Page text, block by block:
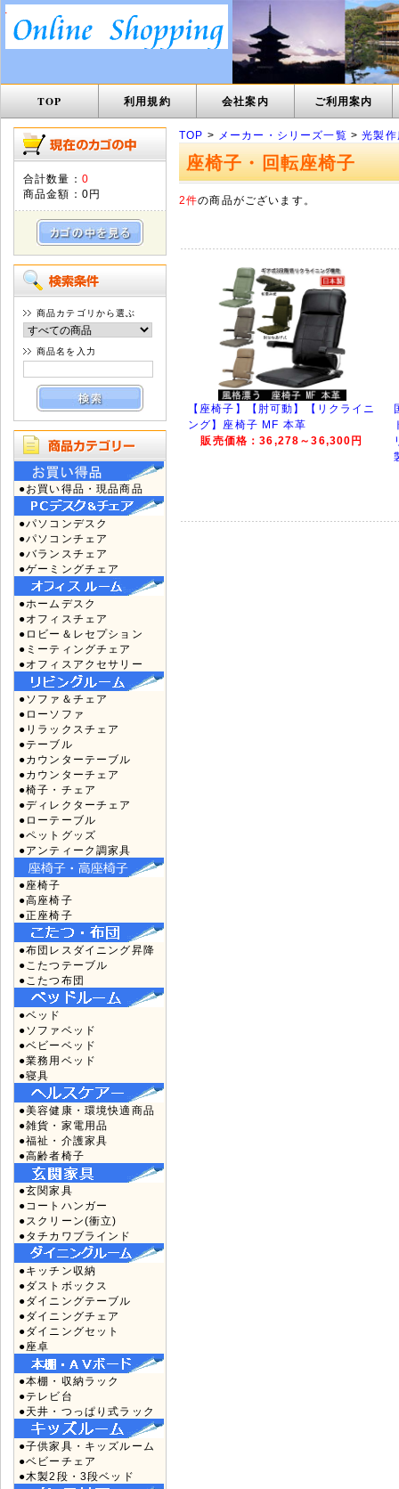
TOP 利用規約 会社案内 ご利用案内
合計数量： 0
商品金額： 0円
商品カテゴリから選ぶ
商品名を入力
●お買い得品・現品商品
●パソコンデスク
●パソコンチェア
●バランスチェア
●ゲーミングチェア
●ホームデスク
●オフィスチェア
●ロビー＆レセプション
●ミーティングチェア
●オフィスアクセサリー
●ソファ＆チェア
●ローソファ
●リラックスチェア
●テーブル
●カウンターテーブル
●カウンターチェア
●椅子・チェア
●ディレクターチェア
●ローテーブル
●ペットグッズ
●アンティーク調家具
●座椅子
●高座椅子
●正座椅子
●布団レスダイニング昇降
●こたつテーブル
●こたつ布団
●ベッド
●ソファベッド
●ベビーベッド
●業務用ベッド
●寝具
●美容健康・環境快適商品
●雑貨・家電用品
●福祉・介護家具
●高齢者椅子
●玄関家具
●コートハンガー
●スクリーン(衝立)
●タチカワブラインド
●キッチン収納
●ダストボックス
●ダイニングテーブル
●ダイニングチェア
●ダイニングセット
●座卓
●本棚・収納ラック
●テレビ台
●天井・つっぱり式ラック
●子供家具・キッズルーム
●ベビーチェア
●木製2段・3段ベッド
TOP > メーカー・シリーズ一覧 >光製作
座椅子・回転座椅子
2件の商品がございます。
【座椅子】【肘可動】【リクライニ
ング】座椅子 MF 本革
販売価格：36,278～36,300円